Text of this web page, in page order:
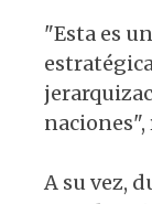
"Esta es
naciones",
A su vez,